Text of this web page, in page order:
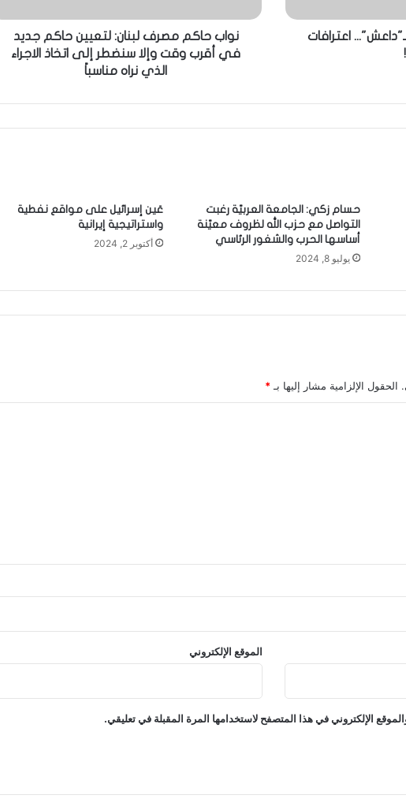
اعترافات
نواب حاكم مصرف لبنان: لتعيين حاكم جديد
في أقرب وقت وإلا سنضطر إلى اتخاذ الاجراء
الذي نراه مناسباً
حسام زكي: الجامعة العربيّة رغبت
التواصل مع حزب الله لظروف معيّنة
أساسها الحرب والشغور الرئاسي
يوليو 8, 2024
عَين إسرائيل على مواقع نفطية
واستراتيجية إيرانية
أكتوبر 2, 2024
الحقول الإلزامية مشار إليها بـ *
الموقع الإلكتروني
الإلكتروني في هذا المتصفح لاستخدامها المرة المقبلة في تعليقي.